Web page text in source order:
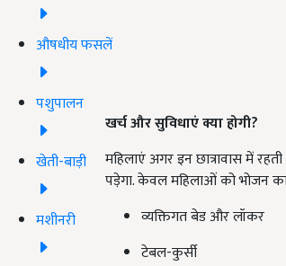
औषधीय फसलें
पशुपालन
खेती-बाड़ी
मशीनरी
खर्च और सुविधाएं क्या होगी?
महिलाएं अगर इन छात्रावास में
पड़ेगा. केवल महिलाओं को भोजन
व्यक्तिगत बेड और लॉकर
टेबल-कुर्सी